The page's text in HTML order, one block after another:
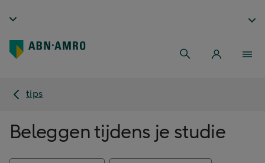
tips
Beleggen tijdens je studie